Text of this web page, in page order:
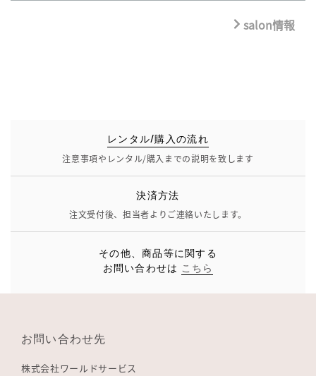
salon情報
レンタル/購入の流れ
注意事項やレンタル/購入までの説明を致します
決済方法
注文受付後、担当者よりご連絡いたします。
その他、商品等に関する
お問い合わせは こちら
お問い合わせ先
株式会社ワールドサービス